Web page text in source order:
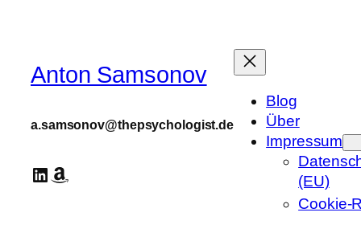
Anton Samsonov
a.samsonov@thepsychologist.de
LinkedIn
Amazon
Blog
Über
Impressum
(EU)
Cookie-